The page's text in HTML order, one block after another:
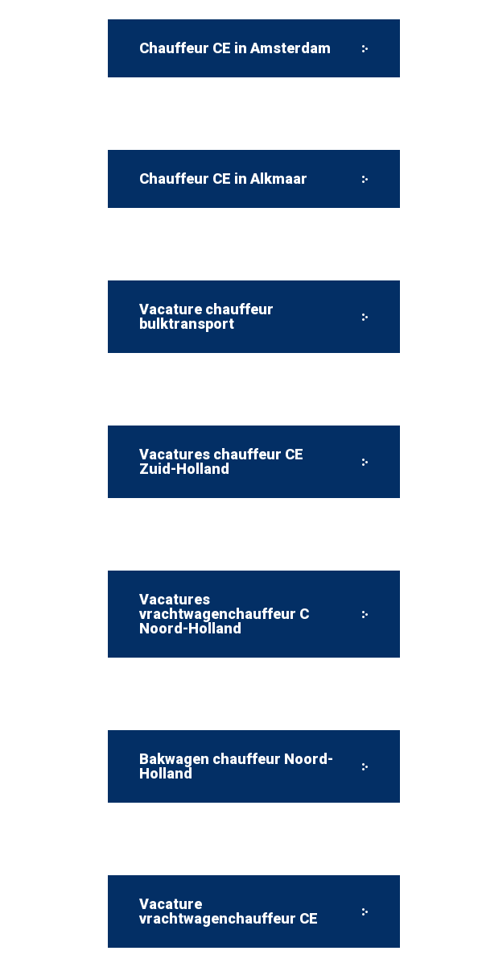
Chauffeur CE in Amsterdam
Chauffeur CE in Alkmaar
Vacature chauffeur
bulktransport
Vacatures chauffeur CE
Zuid-Holland
Vacatures
vrachtwagenchauffeur C
Noord-Holland
Bakwagen chauffeur Noord-
Holland
Vacature
vrachtwagenchauffeur CE